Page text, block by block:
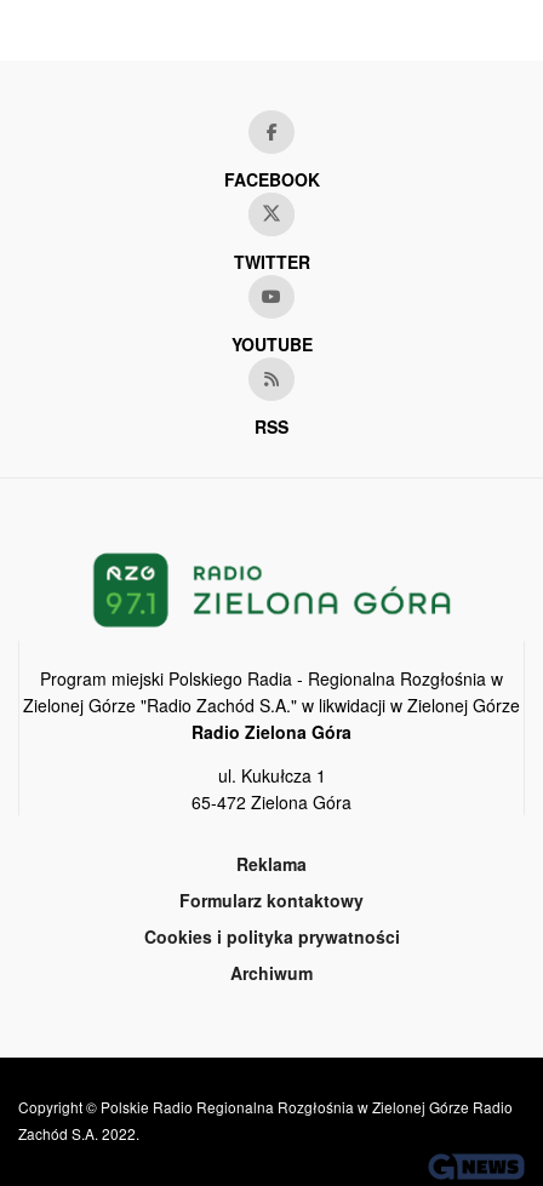
FACEBOOK
TWITTER
YOUTUBE
RSS
Program miejski Polskiego Radia - Regionalna Rozgłośnia w
Zielonej Górze "Radio Zachód S.A." w likwidacji w Zielonej Górze
Radio Zielona Góra
ul. Kukułcza 1
65-472 Zielona Góra
Reklama
Formularz kontaktowy
Cookies i polityka prywatności
Archiwum
Copyright © Polskie Radio Regionalna Rozgłośnia w Zielonej Górze Radio
Zachód S.A. 2022.